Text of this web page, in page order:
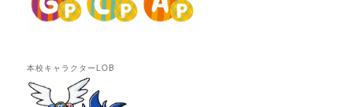
本校キャラクターLOB